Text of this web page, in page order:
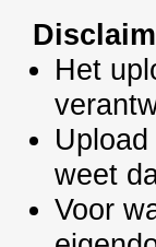
Het
weet
Voor